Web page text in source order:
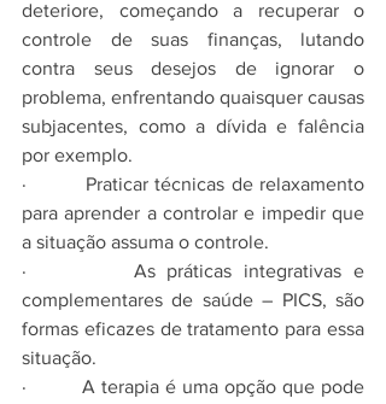
deteriore, começando a recuperar o
controle de suas finanças, lutando
contra seus desejos de ignorar o
problema, enfrentando quaisquer causas
subjacentes, como a dívida e falência
por exemplo.
·         Praticar técnicas de relaxamento
para aprender a controlar e impedir que
a situação assuma o controle.
·         As práticas integrativas e
complementares de saúde – PICS, são
formas eficazes de tratamento para essa
situação.
·         A terapia é uma opção que pode